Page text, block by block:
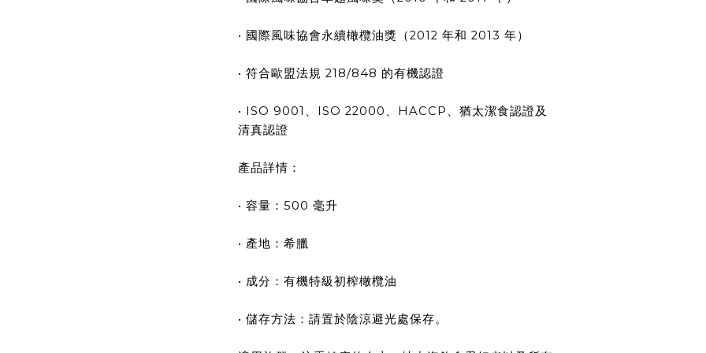
• 國際風味協會永續橄欖油獎（2012 年和 2013 年）
• 符合歐盟法規 218/848 的有機認證
• ISO 9001、ISO 22000、HACCP、猶太潔食認證及
清真認證
產品詳情：
• 容量：500 毫升
• 產地：希臘
• 成分：有機特級初榨橄欖油
• 儲存方法：請置於陰涼避光處保存。